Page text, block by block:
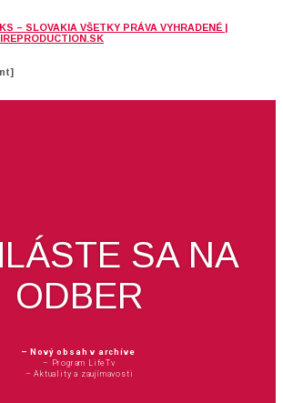
– SLOVAKIA VŠETKY PRÁVA VYHRADENÉ |
SA NA
ODBER
– Nový obsah v archíve
– Program LifeTv
– Aktuality a zaujímavosti